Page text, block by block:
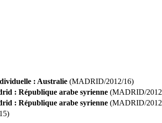
: Australie (MADRID/2012/16)
: République arabe syrienne (MADRID/
: République arabe syrienne (MADRID/